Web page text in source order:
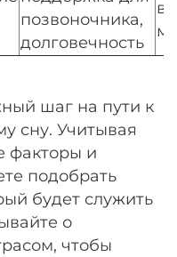
позвоночника,
долговечность
шаг на пути к
сну. Учитывая
факторы и
подобрать
будет служить
о
чтобы